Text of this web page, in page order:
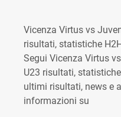
Vicenza Virtus vs
risultati, statistiche
Segui Vicenza Virtus
U23 risultati,
ultimi risultati, news e
informazioni su